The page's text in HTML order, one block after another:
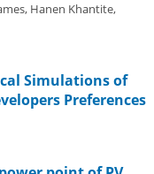
Hanen Khantite,
Simulations of
Preferences